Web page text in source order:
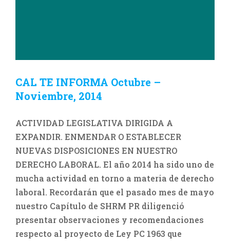
CAL TE INFORMA Octubre –
Noviembre, 2014
ACTIVIDAD LEGISLATIVA DIRIGIDA A
EXPANDIR. ENMENDAR O ESTABLECER
NUEVAS DISPOSICIONES EN NUESTRO
DERECHO LABORAL. El año 2014 ha sido uno de
mucha actividad en torno a materia de derecho
laboral. Recordarán que el pasado mes de mayo
nuestro Capítulo de SHRM PR diligenció
presentar observaciones y recomendaciones
respecto al proyecto de Ley PC 1963 que